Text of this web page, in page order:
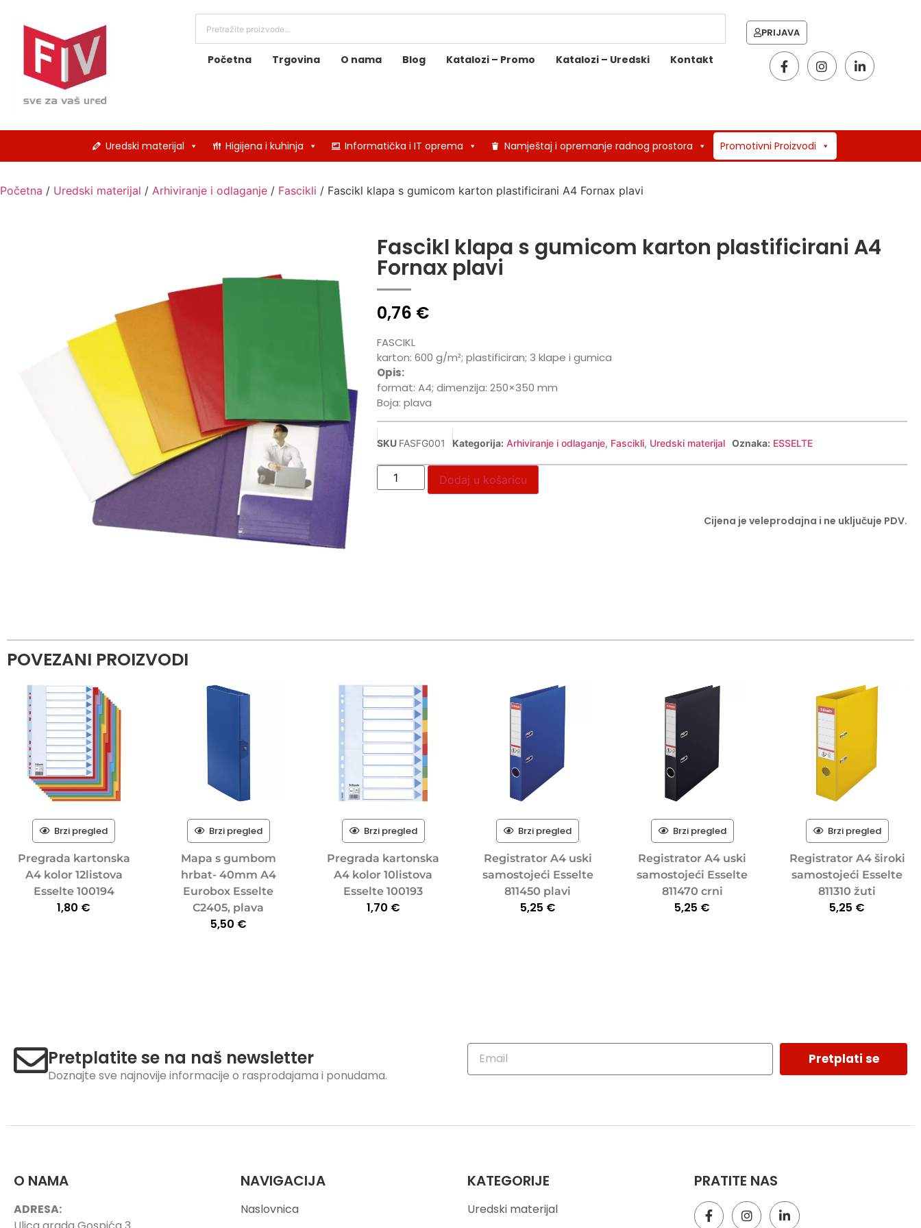
Početna Trgovina O nama Blog Katalozi – Promo Katalozi – Uredski Kontakt
PRIJAVA
Uredski materijal Higijena i kuhinja Informatička i IT oprema Namještaj i opremanje radnog prostora Promotivni Proizvodi
Početna / Uredski materijal / Arhiviranje i odlaganje / Fascikli / Fascikl klapa s gumicom karton plastificirani A4 Fornax plavi
Fascikl klapa s gumicom karton plastificirani A4
Fornax plavi
0,76 €
FASCIKL
karton: 600 g/m²; plastificiran; 3 klape i gumica
Opis:
format: A4; dimenzija: 250×350 mm
Boja: plava
SKU FASFG001 Kategorija: Arhiviranje i odlaganje, Fascikli, Uredski materijal Oznaka: ESSELTE
Dodaj u košaricu
Cijena je veleprodajna i ne uključuje PDV.
POVEZANI PROIZVODI
Brzi pregled
Pregrada kartonska
A4 kolor 12listova
Esselte 100194
1,80 €
Brzi pregled
Mapa s gumbom
hrbat- 40mm A4
Eurobox Esselte
C2405, plava
5,50 €
Brzi pregled
Pregrada kartonska
A4 kolor 10listova
Esselte 100193
1,70 €
Brzi pregled
Registrator A4 uski
samostojeći Esselte
811450 plavi
5,25 €
Brzi pregled
Registrator A4 uski
samostojeći Esselte
811470 crni
5,25 €
Brzi pregled
Registrator A4 široki
samostojeći Esselte
811310 žuti
5,25 €
Pretplatite se na naš newsletter
Doznajte sve najnovije informacije o rasprodajama i ponudama.
Pretplati se
O NAMA
ADRESA:
NAVIGACIJA
Naslovnica
KATEGORIJE
Uredski materijal
PRATITE NAS